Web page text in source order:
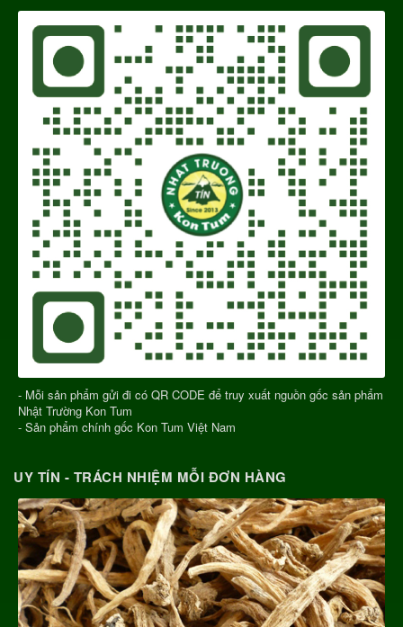
- Mỗi sản phẩm gửi đi có QR CODE để truy xuất nguồn gốc sản phẩm
Nhật Trường Kon Tum
- Sản phẩm chính gốc Kon Tum Việt Nam
UY TÍN - TRÁCH NHIỆM MỖI ĐƠN HÀNG